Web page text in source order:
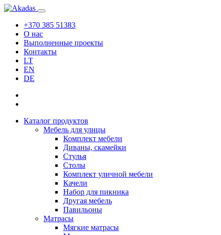
+370 385 51383
О нас
Выполненные проекты
Контакты
LT
EN
DE
Каталог продуктов
Мебель для улицы
Комплект мебели
Диваны, скамейки
Стулья
Столы
Комплект уличной мебели
Качели
Набор для пикника
Другая мебель
Павильоны
Матрасы
Мягкие матрасы